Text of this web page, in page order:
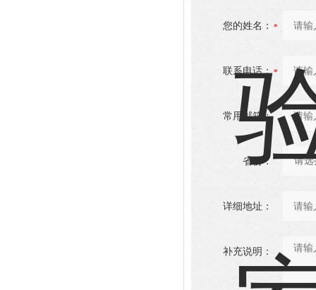
您的姓名：
联系电话：
常用邮箱：
省份：
详细地址：
补充说明：